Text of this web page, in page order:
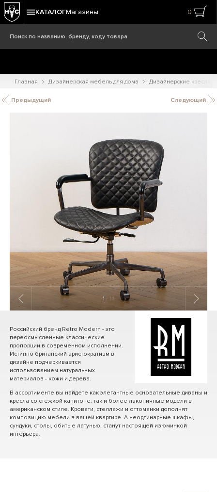
КАТАЛОГМагазины 0
Главная Дизайнерская мебель для дома Дизайнерские кресла
Предыдущий Следующий
1 / 14
Российский бренд Retro Modern - это
переосмысленные классические
пропорции в современном исполнении.
Истинно британский аристократизм в
дизайне подчеркивается
использованием натуральных
материалов - кожи и дерева.
В ассортименте вы найдете как элегантные основательные диваны и
кресла со стёжкой капитоне, так и более лаконичные модели в
американском стиле. Кровати, стеллажи и оттоманки дополнят
композицию мебели в вашей квартире. А неординарные шкафы,
сундуки, столы, обитые латунью, станут настоящей изюминкой
интерьера.